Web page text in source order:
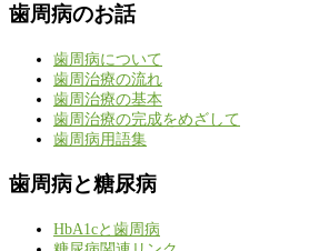
歯周病のお話
歯周病について
歯周治療の流れ
歯周治療の基本
歯周治療の完成をめざして
歯周病用語集
歯周病と糖尿病
HbA1cと歯周病